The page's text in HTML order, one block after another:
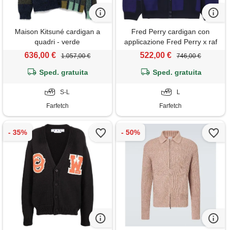
Maison Kitsuné cardigan a
quadri - verde
636,00 € 1.057,00 €
Sped. gratuita
S-L
Farfetch
Fred Perry cardigan con
applicazione Fred Perry x raf
simons - blu
522,00 € 746,00 €
Sped. gratuita
L
Farfetch